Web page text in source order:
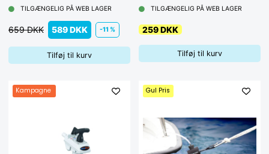
TILGÆNGELIG PÅ WEB LAGER
589 DKK
659 DKK -11 %
Tilføj til kurv
TILGÆNGELIG PÅ WEB LAGER
259 DKK
Tilføj til kurv
Kampagne Gul Pris